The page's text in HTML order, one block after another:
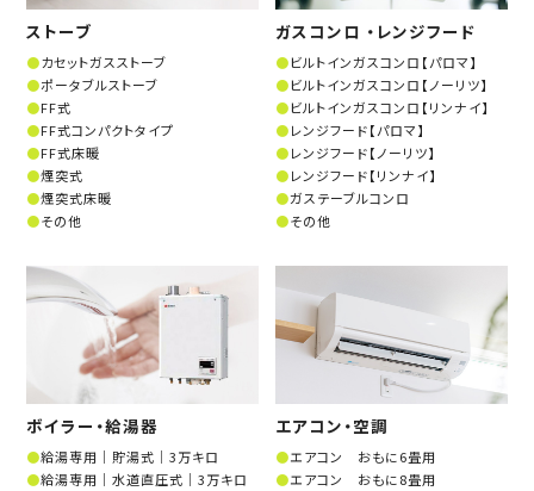
ストーブ
カセットガスストーブ
ポータブルストーブ
FF式
FF式コンパクトタイプ
FF式床暖
煙突式
煙突式床暖
その他
ガスコンロ ・レンジフード
ビルトインガスコンロ【パロマ】
ビルトインガスコンロ【ノーリツ】
ビルトインガスコンロ【リンナイ】
レンジフード【パロマ】
レンジフード【ノーリツ】
レンジフード【リンナイ】
ガステーブルコンロ
その他
ボイラー・給湯器
給湯専用│貯湯式│3万キロ
給湯専用│水道直圧式│3万キロ
エアコン・空調
エアコン おもに6畳用
エアコン おもに8畳用